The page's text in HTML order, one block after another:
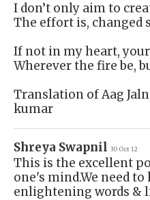
I don’t only aim to
The effort is, changed
If not in my heart,
Wherever the fire be,
Translation of Aag
kumar
Shreya Swapnil 30 Oct 12
This is the excellent
one's mind.We need to
enlightening words &